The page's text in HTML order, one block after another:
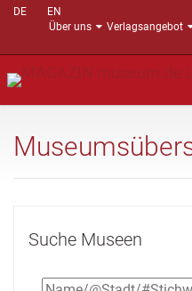
DE
EN
Über uns
Verlagsangebot
Suche Museen